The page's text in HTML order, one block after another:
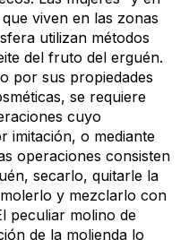
viven en las zonas
utilizan métodos
del fruto del erguén.
por sus propiedades
se requiere
cuyo
imitación, o mediante
operaciones consisten
secarlo, quitarle la
y mezclarlo con
peculiar molino de
de la molienda lo